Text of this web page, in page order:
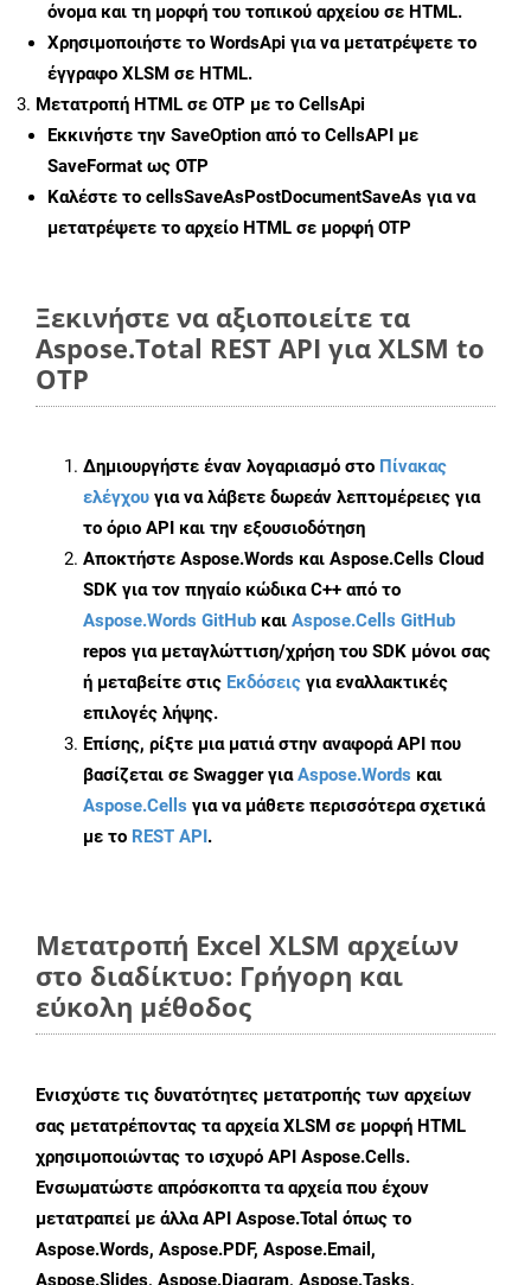
όνομα και τη μορφή του τοπικού αρχείου σε HTML.
Χρησιμοποιήστε το WordsApi για να μετατρέψετε το
έγγραφο XLSM σε HTML.
Μετατροπή HTML σε OTP με το CellsApi
Εκκινήστε την SaveOption από το CellsAPI με
SaveFormat ως OTP
Καλέστε το cellsSaveAsPostDocumentSaveAs για να
μετατρέψετε το αρχείο HTML σε μορφή OTP
Ξεκινήστε να αξιοποιείτε τα
Aspose.Total REST API για XLSM to
OTP
Δημιουργήστε έναν λογαριασμό στο Πίνακας
ελέγχου για να λάβετε δωρεάν λεπτομέρειες για
το όριο API και την εξουσιοδότηση
Αποκτήστε Aspose.Words και Aspose.Cells Cloud
SDK για τον πηγαίο κώδικα C++ από το
Aspose.Words GitHub και Aspose.Cells GitHub
repos για μεταγλώττιση/χρήση του SDK μόνοι σας
ή μεταβείτε στις Εκδόσεις για εναλλακτικές
επιλογές λήψης.
Επίσης, ρίξτε μια ματιά στην αναφορά API που
βασίζεται σε Swagger γιαAspose.Words και
Aspose.Cells για να μάθετε περισσότερα σχετικά
με το REST API.
Μετατροπή Excel XLSM αρχείων
στο διαδίκτυο: Γρήγορη και
εύκολη μέθοδος
Ενισχύστε τις δυνατότητες μετατροπής των αρχείων
σας μετατρέποντας τα αρχεία XLSM σε μορφή HTML
χρησιμοποιώντας το ισχυρό API Aspose.Cells.
Ενσωματώστε απρόσκοπτα τα αρχεία που έχουν
μετατραπεί με άλλα API Aspose.Total όπως το
Aspose.Words, Aspose.PDF, Aspose.Email,
Aspose.Slides, Aspose.Diagram, Aspose.Tasks,